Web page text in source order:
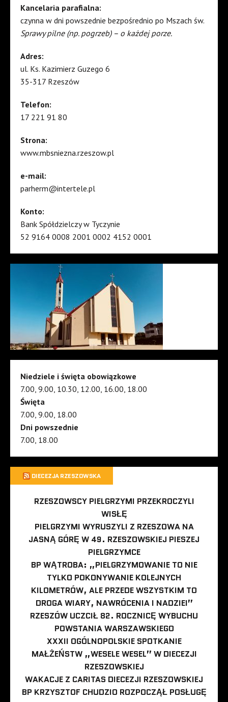
Kancelaria parafialna:
czynna w dni powszednie bezpośrednio po Mszach św.
Sprawy pilne (np. pogrzeb) – o każdej porze.
Adres:
ul. Ks. Kazimierz Guzego 6
35-317 Rzeszów
Telefon:
17 221 91 80
Strona:
www.mbsniezna.rzeszow.pl
e-mail:
parherm@intertele.pl
Konto:
Bank Spółdzielczy w Tyczynie
52 9164 0008 2001 0002 4152 0001
Niedziele i święta obowiązkowe
7.00, 9.00, 10.30, 12.00, 16.00, 18.00
Święta
7.00, 9.00, 18.00
Dni powszednie
7.00, 18.00
DIECEZJA RZESZOWSKA
RZESZOWSCY PIELGRZYMI PRZEKROCZYLI
WISŁĘ
PIELGRZYMI WYRUSZYLI Z RZESZOWA NA
JASNĄ GÓRĘ W 49. RZESZOWSKIEJ PIESZEJ
PIELGRZYMCE
BP WĄTROBA: „PIELGRZYMOWANIE TO NIE
TYLKO POKONYWANIE KOLEJNYCH
KILOMETRÓW, ALE PRZEDE WSZYSTKIM TO
DROGA WIARY, NAWRÓCENIA I NADZIEI”
RZESZÓW UCZCIŁ 82. ROCZNICĘ WYBUCHU
POWSTANIA WARSZAWSKIEGO
XXXII OGÓLNOPOLSKIE SPOTKANIE
MAŁŻEŃSTW „WESELE WESEL” W DIECEZJI
RZESZOWSKIEJ
WAKACJE Z CARITAS DIECEZJI RZESZOWSKIEJ
BP KRZYSZTOF CHUDZIO ROZPOCZĄŁ POSŁUGĘ